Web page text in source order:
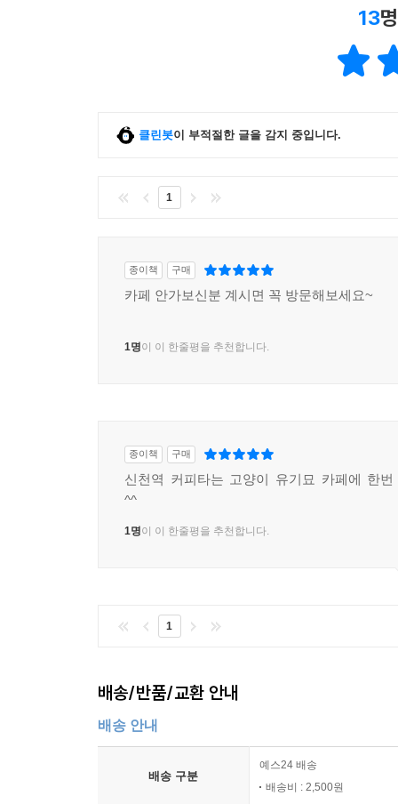
13
클린봇이 부적절한 글을 감지 중입니다.
1
종이책 구매
카페 안가보신분 계시면 꼭 방문해보세요~
1명이 이 한줄평을 추천합니다.
종이책 구매
신천역 커피타는 고양이 유기묘 카페에 한번
^^
1명이 이 한줄평을 추천합니다.
1
배송/반품/교환 안내
배송 안내
배송 구분
예스24 배송
배송비 : 2,500원